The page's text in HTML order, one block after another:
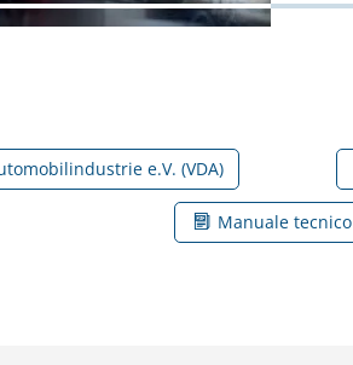
e.V. (VDA)
Manuale tecnico